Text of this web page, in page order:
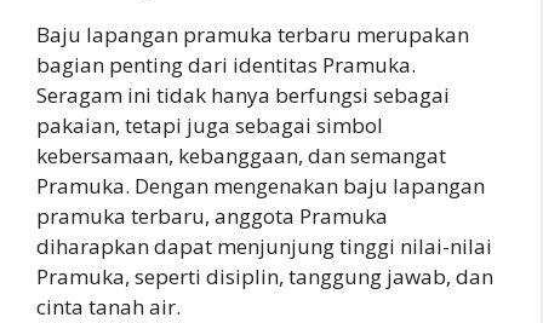
Baju lapangan pramuka terbaru merupakan
bagian penting dari identitas Pramuka.
Seragam ini tidak hanya berfungsi sebagai
pakaian, tetapi juga sebagai simbol
kebersamaan, kebanggaan, dan semangat
Pramuka. Dengan mengenakan baju lapangan
pramuka terbaru, anggota Pramuka
diharapkan dapat menjunjung tinggi nilai-nilai
Pramuka, seperti disiplin, tanggung jawab, dan
cinta tanah air.